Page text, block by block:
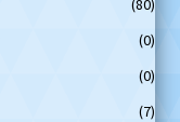
(0)
(0)
(7)